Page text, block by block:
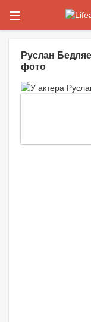
Руслан
фото